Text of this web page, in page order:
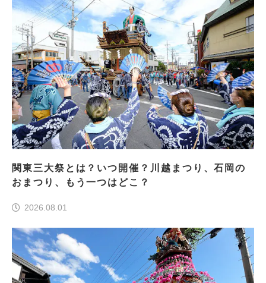
関東三大祭とは？いつ開催？川越まつり、石岡の
おまつり、もう一つはどこ？
2026.08.01